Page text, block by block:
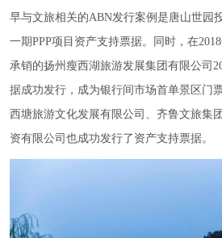
早与文旅相关的ABN发行案例是唐山世园
一期PPP项目资产支持票据。同时，在
承销的扬州瘦西湖旅游发展集团有限公司
据成功发行，成为银行间市场首单景区门
西塘旅游文化发展有限公司、齐鲁文旅集
资有限公司也成功发行了资产支持票据。